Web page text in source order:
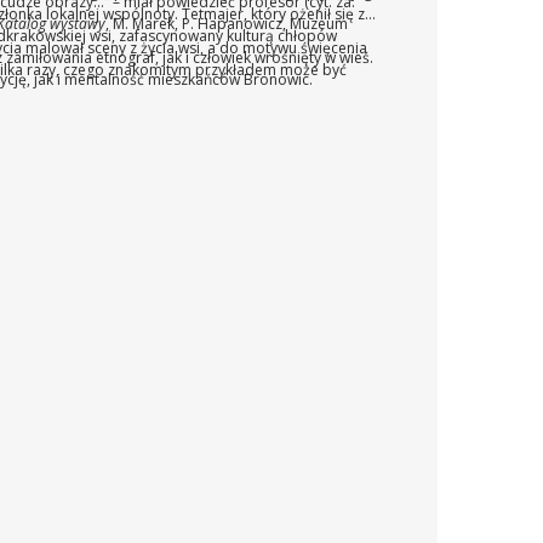
wystawy, M. Marek, P. Hapanowicz, Muzeum
lokalnej wspólnoty. Tetmajer, który ożenił się z
wsi, zafascynowany kulturą chłopów
etnograf, jak i człowiek wrośnięty w wieś.
jak i mentalność mieszkańców Bronowic.
malował sceny z życia wsi, a do motywu święcenia
razy, czego znakomitym przykładem może być